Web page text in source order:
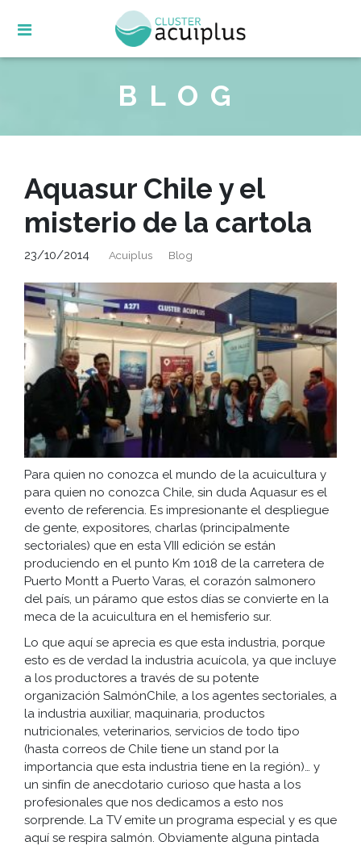
BLOG
Aquasur Chile y el
misterio de la cartola
23/10/2014 Acuiplus Blog
Para quien no conozca el mundo de la acuicultura y
para quien no conozca Chile, sin duda Aquasur es el
evento de referencia. Es impresionante el despliegue
de gente, expositores, charlas (principalmente
sectoriales) que en esta VIII edición se están
produciendo en el punto Km 1018 de la carretera de
Puerto Montt a Puerto Varas, el corazón salmonero
del país, un páramo que estos días se convierte en la
meca de la acuicultura en el hemisferio sur.
Lo que aquí se aprecia es que esta industria, porque
esto es de verdad la industria acuícola, ya que incluye
a los productores a través de su potente
organización SalmónChile, a los agentes sectoriales, a
la industria auxiliar, maquinaria, productos
nutricionales, veterinarios, servicios de todo tipo
(hasta correos de Chile tiene un stand por la
importancia que esta industria tiene en la región)… y
un sinfín de anecdotario curioso que hasta a los
profesionales que nos dedicamos a esto nos
sorprende. La TV emite un programa especial y es que
aquí se respira salmón. Obviamente alguna pintada